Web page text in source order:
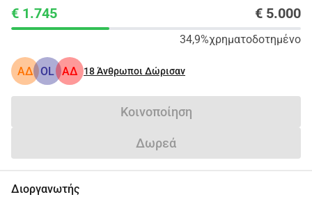
€ 1.745 € 5.000
34,9%χρηματοδοτημένο
ΑΔ OL ΑΔ 18Άνθρωποι Δώρισαν
Κοινοποίηση
Δωρεά
Διοργανωτής